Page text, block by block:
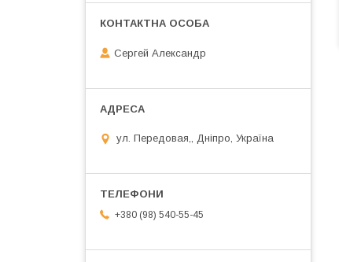
Сергей Александр
ул. Передовая,, Дніпро, Україна
+380 (98) 540-55-45